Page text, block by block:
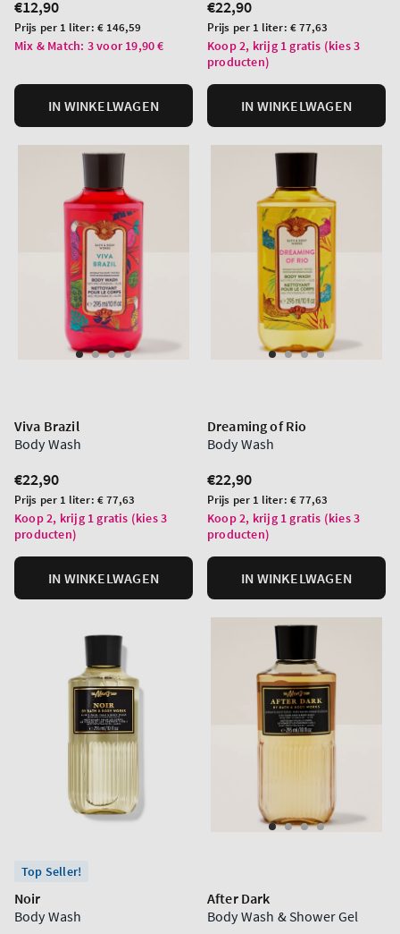
Normale
prijs
€12,90
Prijs
per
Prijs per 1 liter: € 146,59
Mix & Match: 3 voor 19,90 €
IN WINKELWAGEN
Normale
prijs
€22,90
Prijs
per
eenheid
Prijs per 1 liter: € 77,63
Koop 2, krijg 1 gratis (kies 3
producten)
IN WINKELWAGEN
Viva Brazil
Body Wash
Normale
prijs
€22,90
Prijs
per
eenheid
Prijs per 1 liter: € 77,63
Koop 2, krijg 1 gratis (kies 3
producten)
IN WINKELWAGEN
Dreaming of Rio
Body Wash
Normale
prijs
€22,90
Prijs
per
eenheid
Prijs per 1 liter: € 77,63
Koop 2, krijg 1 gratis (kies 3
producten)
IN WINKELWAGEN
Top Seller!
Noir
Body Wash
After Dark
Body Wash & Shower Gel